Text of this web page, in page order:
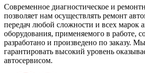
Современное диагностическое и
позволяет нам осуществлять ремонт
передач любой сложности и всех марок
оборудования, применяемого в работе,
разработано и произведено по заказу.
гарантировать высокий уровень
автосервисом.